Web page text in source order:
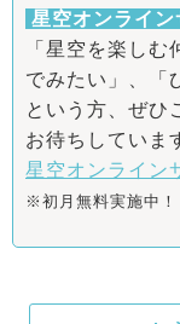
星空オンライン
「星空を楽し
でみたい」、「
という方、ぜひ
お待ちしていま
星空オンライン
※初月無料実施中！